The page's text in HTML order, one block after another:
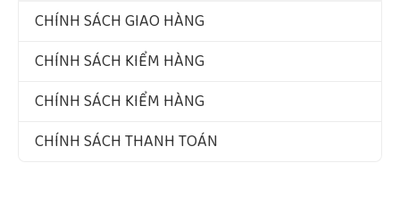
CHÍNH SÁCH GIAO HÀNG
CHÍNH SÁCH KIỂM HÀNG
CHÍNH SÁCH KIỂM HÀNG
CHÍNH SÁCH THANH TOÁN